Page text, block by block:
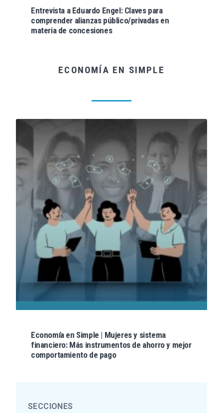
Entrevista a Eduardo Engel: Claves para
comprender alianzas público/privadas en
materia de concesiones
ECONOMÍA EN SIMPLE
Economía en Simple | Mujeres y sistema
financiero: Más instrumentos de ahorro y mejor
comportamiento de pago
SECCIONES